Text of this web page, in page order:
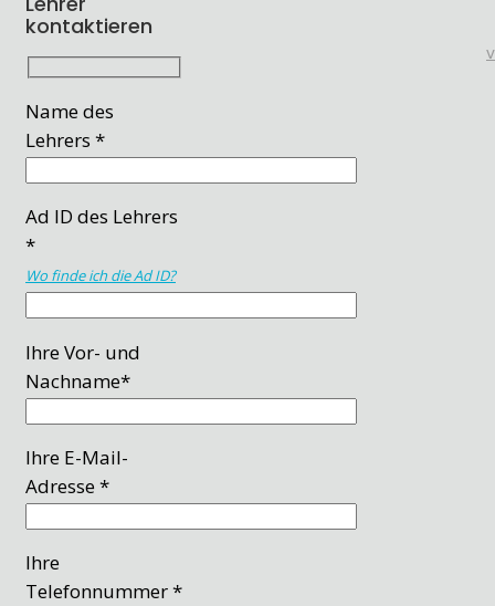
kontaktieren
Name des
Lehrers *
Ad ID des Lehrers
*
Wo finde ich die Ad ID?
Ihre Vor- und
Nachname*
Ihre E-Mail-
Adresse *
Ihre
Telefonnummer *